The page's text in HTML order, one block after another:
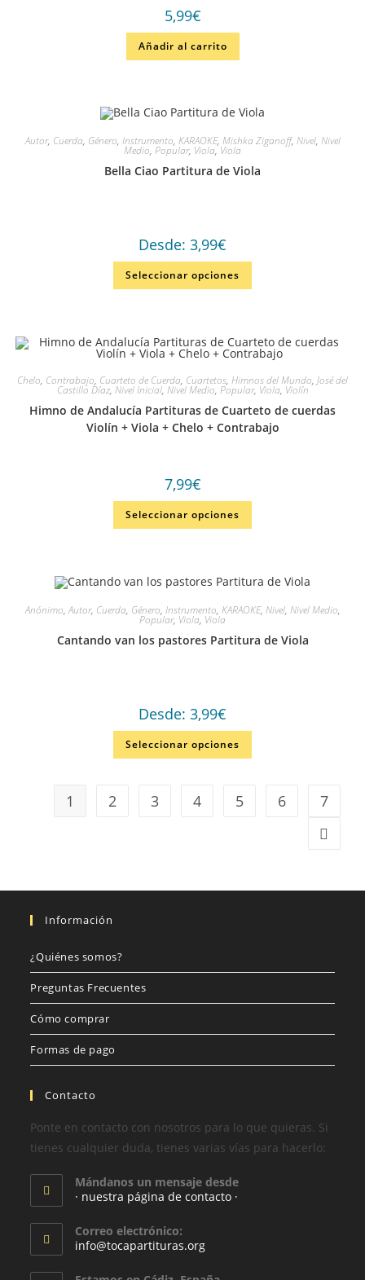
5,99€
Añadir al carrito
Autor, Cuerda, Género, Instrumento, KARAOKE, Mishka Ziganoff, Nivel, Nivel
Medio, Popular, Viola,Viola
Bella Ciao Partitura de Viola
Desde: 3,99€
Seleccionar opciones
Chelo, Contrabajo, Cuarteto de Cuerda, Cuartetos, Himnos del Mundo, José del
Castillo Díaz, Nivel Inicial, Nivel Medio, Popular, Viola, Violín
Himno de Andalucía Partituras de Cuarteto de cuerdas
Violín + Viola + Chelo + Contrabajo
7,99€
Seleccionar opciones
Anónimo,Autor, Cuerda, Género, Instrumento, KARAOKE, Nivel, Nivel Medio,
Popular, Viola, Viola
Cantando van los pastores Partitura de Viola
Desde: 3,99€
Seleccionar opciones
1 2 3 4 5 6 7
Información
¿Quiénes somos?
Preguntas Frecuentes
Cómo comprar
Formas de pago
Contacto
Ponte en contacto con nosotros para lo que quieras. Si
tienes cualquier duda, tienes varias vías para hacerlo:
Mándanos un mensaje desde
· nuestra página de contacto ·
Correo electrónico:
info@tocapartituras.org